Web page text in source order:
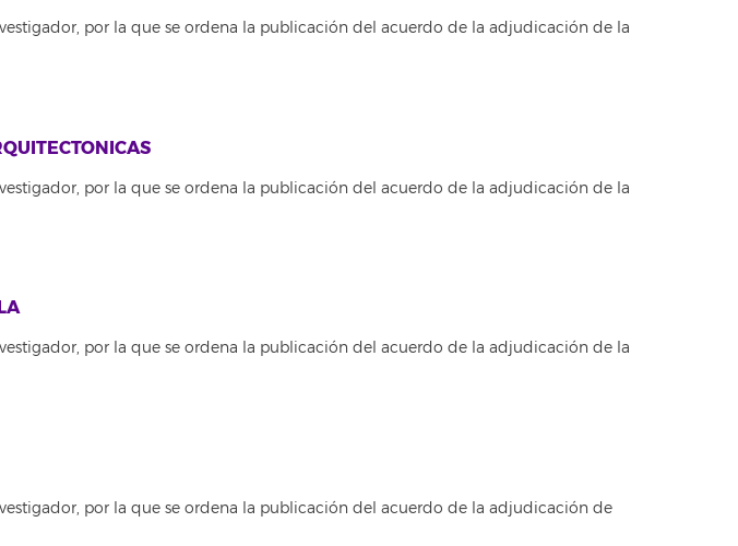
por la que se ordena la publicación del acuerdo de la adjudicación de la
por la que se ordena la publicación del acuerdo de la adjudicación de la
por la que se ordena la publicación del acuerdo de la adjudicación de la
por la que se ordena la publicación del acuerdo de la adjudicación de